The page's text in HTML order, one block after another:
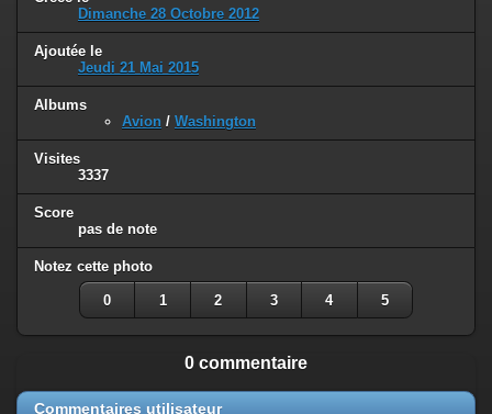
Dimanche 28 Octobre 2012
Ajoutée le
Jeudi 21 Mai 2015
Albums
Avion / Washington
Visites
3337
Score
pas de note
Notez cette photo
0 1 2 3 4 5
0 commentaire
Commentaires utilisateur